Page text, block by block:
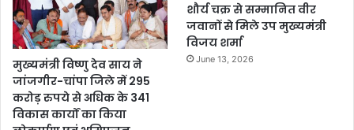
मुख्यमंत्री विष्णु देव साय ने
जांजगीर-चांपा जिले में 295
करोड़ रुपये से अधिक के 341
विकास कार्यों का किया
शौर्य चक्र से सम्मानित वीर
जवानों से मिले उप मुख्यमंत्री
विजय शर्मा
June 13, 2026